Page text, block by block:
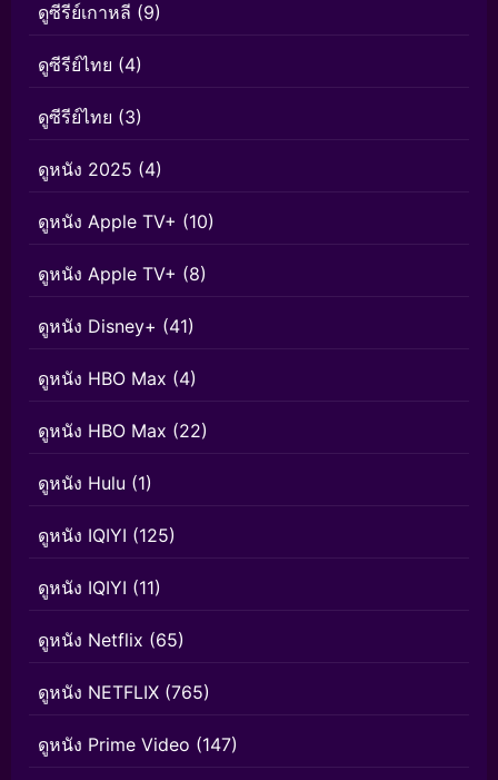
ดูซีรีย์เกาหลี (9)
ดูซีรีย์ไทย (4)
ดูซีรีย์ไทย (3)
ดูหนัง 2025 (4)
ดูหนัง Apple TV+ (10)
ดูหนัง Apple TV+ (8)
ดูหนัง Disney+ (41)
ดูหนัง HBO Max (4)
ดูหนัง HBO Max (22)
ดูหนัง Hulu (1)
ดูหนัง IQIYI (125)
ดูหนัง IQIYI (11)
ดูหนัง Netflix (65)
ดูหนัง NETFLIX (765)
ดูหนัง Prime Video (147)